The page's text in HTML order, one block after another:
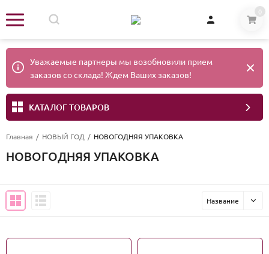
0
Уважаемые партнеры мы возобновили прием
заказов со склада! Ждем Ваших заказов!
КАТАЛОГ ТОВАРОВ
Главная / НОВЫЙ ГОД / НОВОГОДНЯЯ УПАКОВКА
НОВОГОДНЯЯ УПАКОВКА
Название